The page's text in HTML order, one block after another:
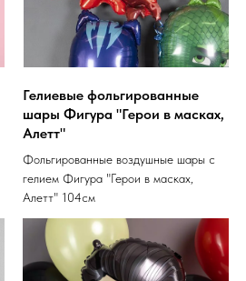
Гелиевые фольгированные
шары Фигура "Герои в масках,
Алетт"
Фольгированные воздушные шары с
гелием Фигура "Герои в масках,
Алетт" 104см